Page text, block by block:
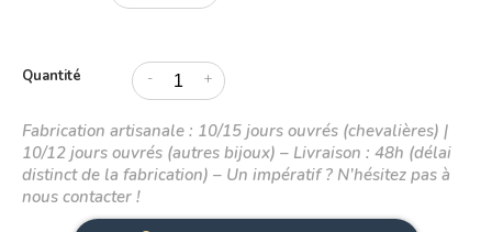
B
D
Quantité - +
Fabrication artisanale : 10/15 jours ouvrés (chevalières) |
10/12 jours ouvrés (autres bijoux) – Livraison : 48h (délai
distinct de la fabrication) – Un impératif ? N’hésitez pas à
nous contacter !